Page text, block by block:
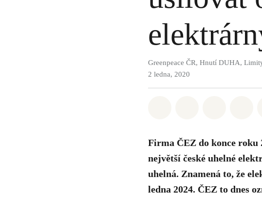
Greenpeace ČR, Hnutí DUHA,
2 ledna, 2020
Firma ČEZ do konce roku
největší české uhelné
uhelná. Znamená to, že
ledna 2024. ČEZ to dnes